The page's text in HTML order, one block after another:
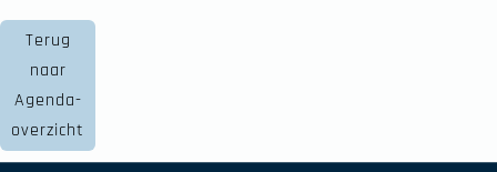
Terug
naar
Agenda-
overzicht